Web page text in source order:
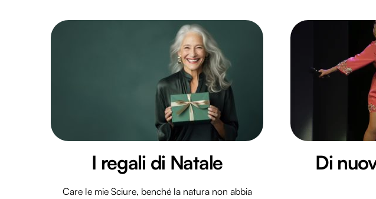
I regali di Natale
Care le mie Sciure, benché la natura non abbia
Di